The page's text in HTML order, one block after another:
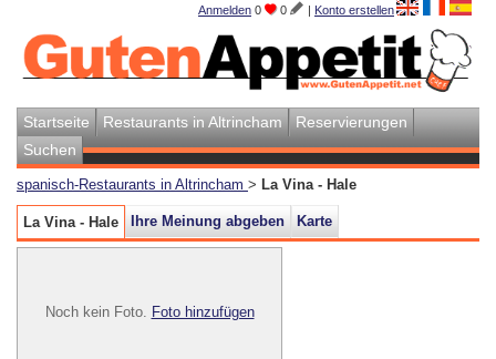
Anmelden 0 0 | Konto erstellen
Startseite Restaurants in Altrincham
Reservierungen
Suchen
spanisch-Restaurants in Altrincham > La Vina - Hale
La Vina - Hale Ihre Meinung abgeben Karte
Noch kein Foto. Foto hinzufügen